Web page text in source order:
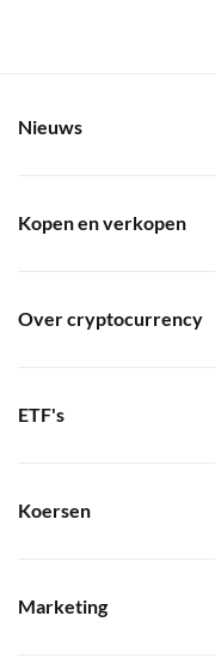
Nieuws
Kopen en verkopen
Over cryptocurrency
ETF's
Koersen
Marketing